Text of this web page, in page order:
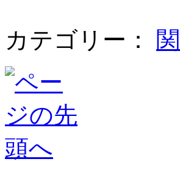
カテゴリー：